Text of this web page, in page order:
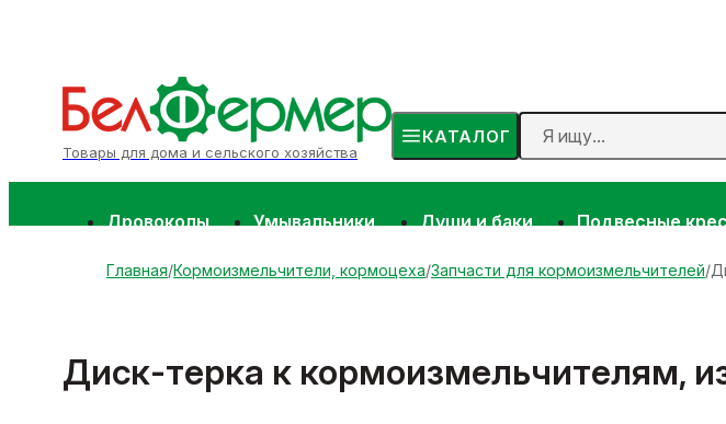
Товары для дома и сельского хозяйства
КАТАЛОГ
Дровоколы Умывальники Души и баки Подвесные
Главная Кормоизмельчители, кормоцеха Запчасти для кормоизмельчителей
Диск-терка к кормоизмельчителям,